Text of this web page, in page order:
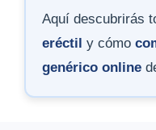
Aquí descubrirás
eréctil y cómo
genérico online